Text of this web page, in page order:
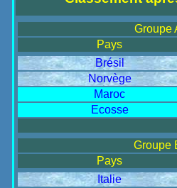
Groupe
Pays
Brésil
Norvège
Maroc
Ecosse
Groupe
Pays
Italie